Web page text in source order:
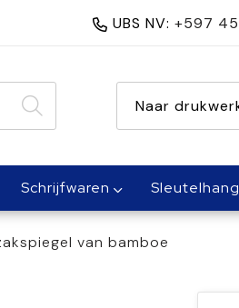
UBS NV: +597
Naar
Schrijfwaren
van bamboe